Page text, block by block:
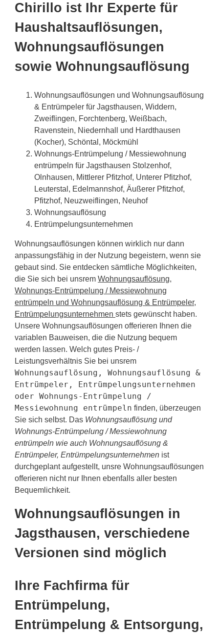
Chirillo ist Ihr Experte für
Haushaltsauflösungen,
Wohnungsauflösungen
sowie Wohnungsauflösung
Wohnungsauflösungen und Wohnungsauflösung
& Entrümpeler für Jagsthausen, Widdern,
Zweiflingen, Forchtenberg, Weißbach,
Ravenstein, Niedernhall und Hardthausen
(Kocher), Schöntal, Möckmühl
Wohnungs-Entrümpelung / Messiewohnung
entrümpeln für Jagsthausen Stolzenhof,
Olnhausen, Mittlerer Pfitzhof, Unterer Pfitzhof,
Leuterstal, Edelmannshof, Äußerer Pfitzhof,
Pfitzhof, Neuzweiflingen, Neuhof
Wohnungsauflösung
Entrümpelungsunternehmen
Wohnungsauflösungen können wirklich nur dann
anpassungsfähig in der Nutzung begeistern, wenn sie
gebaut sind. Sie entdecken sämtliche Möglichkeiten,
die Sie sich bei unsrem Wohnungsauflösung,
Wohnungs-Entrümpelung / Messiewohnung
entrümpeln und Wohnungsauflösung & Entrümpeler,
Entrümpelungsunternehmen stets gewünscht haben.
Unsere Wohnungsauflösungen offerieren Ihnen die
variablen Bauweisen, die die Nutzung bequem
werden lassen. Welch gutes Preis- /
Leistungsverhältnis Sie bei unsrem
Wohnungsauflösung, Wohnungsauflösung &
Entrümpeler, Entrümpelungsunternehmen
oder Wohnungs-Entrümpelung /
Messiewohnung entrümpeln finden, überzeugen
Sie sich selbst. Das Wohnungsauflösung und
Wohnungs-Entrümpelung / Messiewohnung
entrümpeln wie auch Wohnungsauflösung &
Entrümpeler, Entrümpelungsunternehmen ist
durchgeplant aufgestellt, unsre Wohnungsauflösungen
offerieren nicht nur Ihnen ebenfalls aller besten
Bequemlichkeit.
Wohnungsauflösungen in
Jagsthausen, verschiedene
Versionen sind möglich
Ihre Fachfirma für
Entrümpelung,
Entrümpelung & Entsorgung,